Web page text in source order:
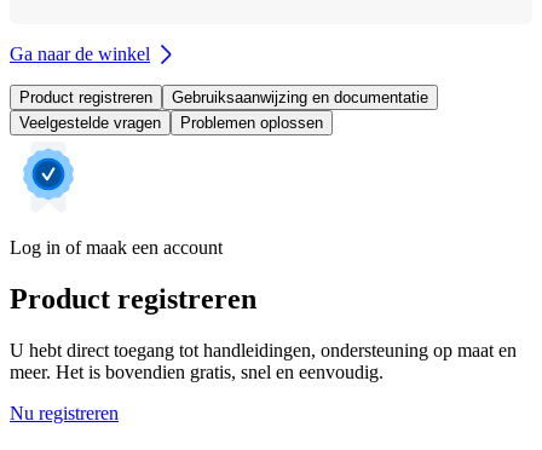
Ga naar de winkel
Product registreren
Gebruiksaanwijzing en documentatie
Veelgestelde vragen
Problemen oplossen
Log in of maak een account
Product registreren
U hebt direct toegang tot handleidingen, ondersteuning op maat en
meer. Het is bovendien gratis, snel en eenvoudig.
Nu registreren